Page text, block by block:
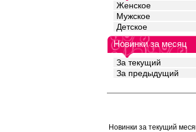
Женское
Мужское
Детское
Новинки за месяц
За текущий
За предыдущий
Новинки за текущий